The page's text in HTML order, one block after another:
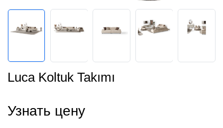
Luca Koltuk Takımı
Узнать цену